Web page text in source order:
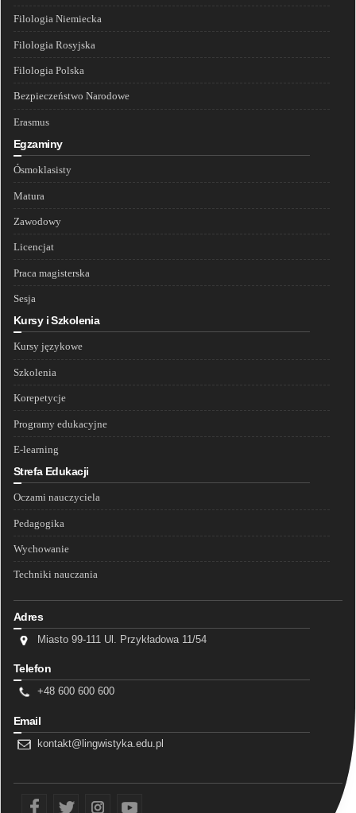
Filologia Niemiecka
Filologia Rosyjska
Filologia Polska
Bezpieczeństwo Narodowe
Erasmus
Egzaminy
Ósmoklasisty
Matura
Zawodowy
Licencjat
Praca magisterska
Sesja
Kursy i Szkolenia
Kursy językowe
Szkolenia
Korepetycje
Programy edukacyjne
E-learning
Strefa Edukacji
Oczami nauczyciela
Pedagogika
Wychowanie
Techniki nauczania
Adres
Miasto 99-111 Ul. Przykładowa 11/54
Telefon
+48 600 600 600
Email
kontakt@lingwistyka.edu.pl
tw ins yt